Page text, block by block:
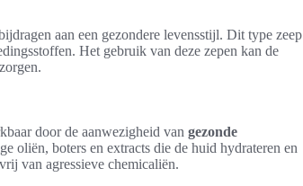
aan een gezondere levensstijl. Dit type zeep
Het gebruik van deze zepen kan de
door de aanwezigheid van gezonde
oliën, boters en extracts die de huid hydrateren en
van agressieve chemicaliën.